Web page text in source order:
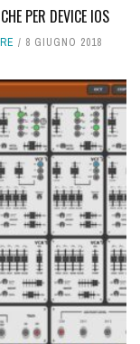
PER DEVICE IOS
8 GIUGNO 2018